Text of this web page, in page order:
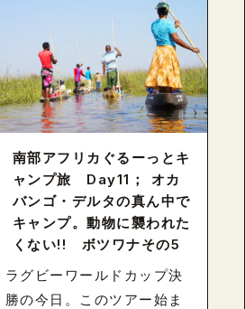
南部アフリカぐるーっとキ
ャンプ旅 Day11； オカ
バンゴ・デルタの真ん中で
キャンプ。動物に襲われた
くない!! ボツワナその5
ラグビーワールドカップ決
勝の今日。このツアー始ま